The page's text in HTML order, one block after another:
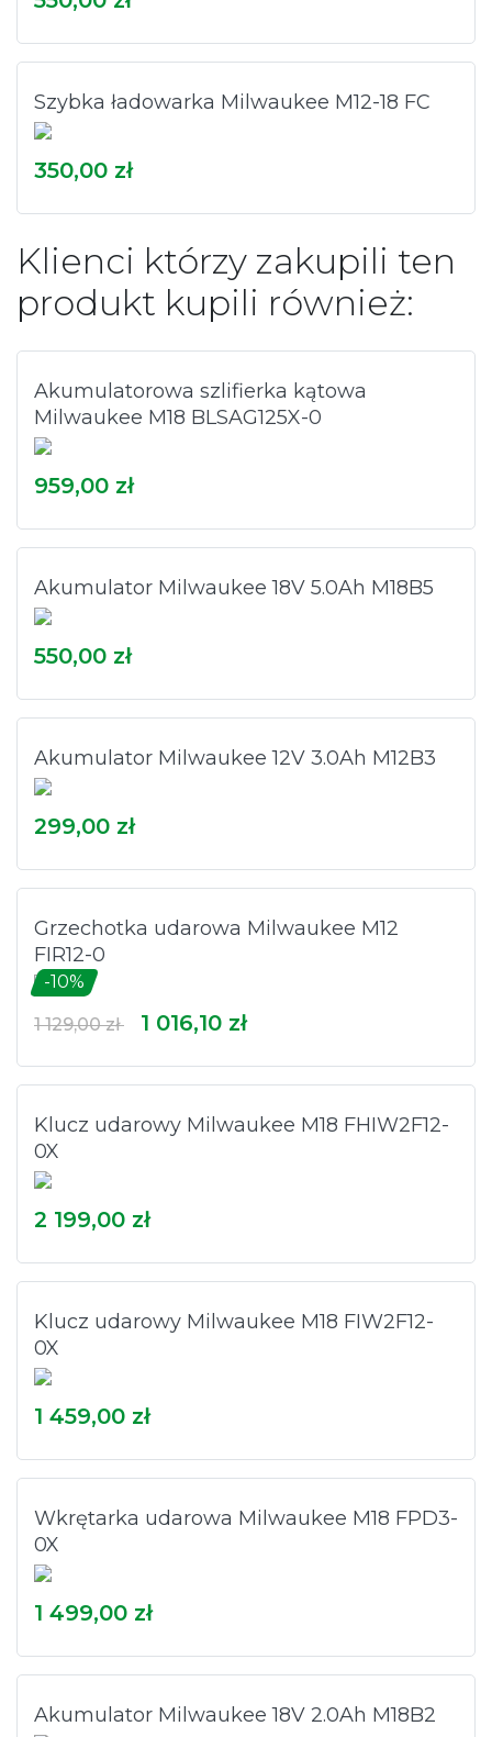
Szybka ładowarka Milwaukee M12-18 FC
350,00 zł
Klienci którzy zakupili ten
produkt kupili również:
Akumulatorowa szlifierka kątowa
Milwaukee M18 BLSAG125X-0
959,00 zł
Akumulator Milwaukee 18V 5.0Ah M18B5
550,00 zł
Akumulator Milwaukee 12V 3.0Ah M12B3
299,00 zł
Grzechotka udarowa Milwaukee M12
FIR12-0
-10%
1 129,00 zł 1 016,10 zł
Klucz udarowy Milwaukee M18 FHIW2F12-
0X
2 199,00 zł
Klucz udarowy Milwaukee M18 FIW2F12-
0X
1 459,00 zł
Wkrętarka udarowa Milwaukee M18 FPD3-
0X
1 499,00 zł
Akumulator Milwaukee 18V 2.0Ah M18B2